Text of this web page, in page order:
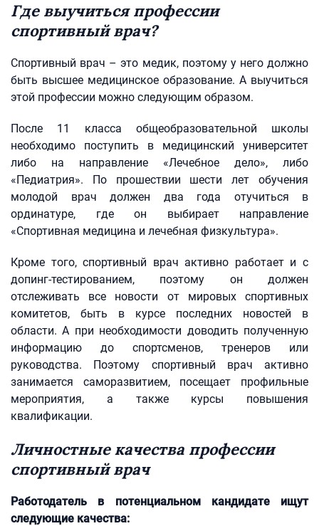
Где выучиться профессии
спортивный врач?
Спортивный врач – это медик, поэтому у него должно
быть высшее медицинское образование. А выучиться
этой профессии можно следующим образом.
После 11 класса общеобразовательной школы
необходимо поступить в медицинский университет
либо на направление «Лечебное дело», либо
«Педиатрия». По прошествии шести лет обучения
молодой врач должен два года отучиться в
ординатуре, где он выбирает направление
«Спортивная медицина и лечебная физкультура».
Кроме того, спортивный врач активно работает и с
допинг-тестированием, поэтому он должен
отслеживать все новости от мировых спортивных
комитетов, быть в курсе последних новостей в
области. А при необходимости доводить полученную
информацию до спортсменов, тренеров или
руководства. Поэтому спортивный врач активно
занимается саморазвитием, посещает профильные
мероприятия, а также курсы повышения
квалификации.
Личностные качества профессии
спортивный врач
Работодатель в потенциальном кандидате ищут
следующие качества: